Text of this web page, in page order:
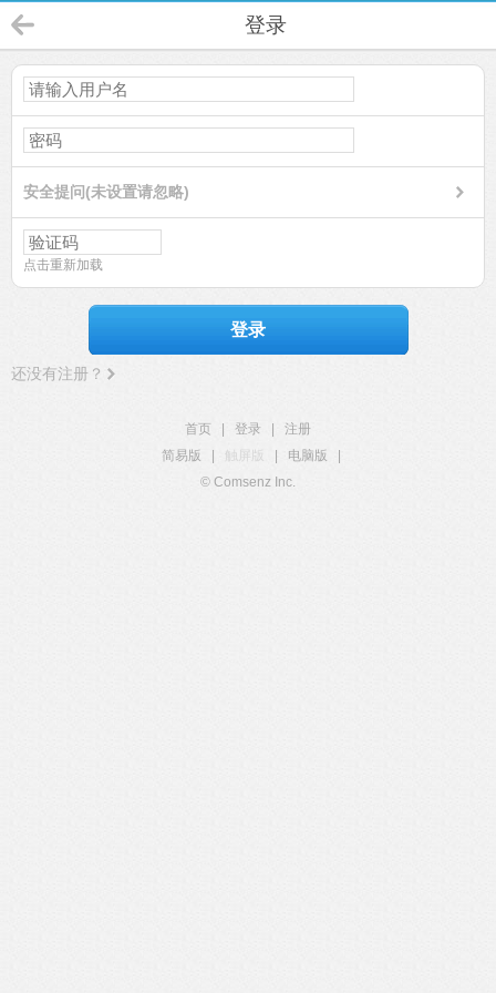
登录
安全提问(未设置请忽略)
点击重新加载
登录
还没有注册？
首页 登录
注册
简易版
触屏版 电脑版
© Comsenz Inc.